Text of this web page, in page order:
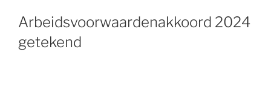
Arbeidsvoorwaardenakkoord 2024
getekend